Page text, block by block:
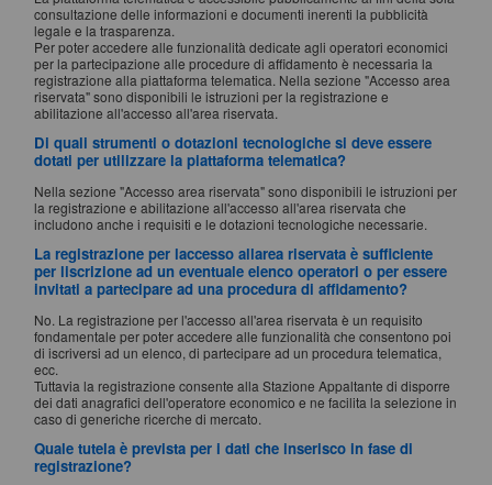
consultazione delle informazioni e documenti inerenti la pubblicità
legale e la trasparenza.
Per poter accedere alle funzionalità dedicate agli operatori economici
per la partecipazione alle procedure di affidamento è necessaria la
registrazione alla piattaforma telematica. Nella sezione "Accesso area
riservata" sono disponibili le istruzioni per la registrazione e
abilitazione all'accesso all'area riservata.
Di quali strumenti o dotazioni tecnologiche si deve essere
dotati per utilizzare la piattaforma telematica?
Nella sezione "Accesso area riservata" sono disponibili le istruzioni per
la registrazione e abilitazione all'accesso all'area riservata che
includono anche i requisiti e le dotazioni tecnologiche necessarie.
La registrazione per laccesso allarea riservata è sufficiente
per liscrizione ad un eventuale elenco operatori o per essere
invitati a partecipare ad una procedura di affidamento?
No. La registrazione per l'accesso all'area riservata è un requisito
fondamentale per poter accedere alle funzionalità che consentono poi
di iscriversi ad un elenco, di partecipare ad un procedura telematica,
ecc.
Tuttavia la registrazione consente alla Stazione Appaltante di disporre
dei dati anagrafici dell'operatore economico e ne facilita la selezione in
caso di generiche ricerche di mercato.
Quale tutela è prevista per i dati che inserisco in fase di
registrazione?